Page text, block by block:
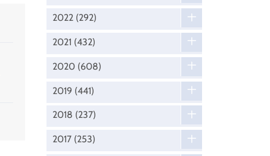
2022 (292)
2021 (432)
2020 (608)
2019 (441)
2018 (237)
2017 (253)